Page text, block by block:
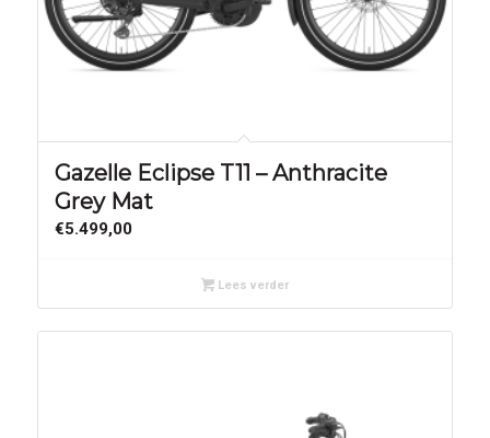
Gazelle Eclipse T11 – Anthracite
Grey Mat
€5.499,00
Lees verder